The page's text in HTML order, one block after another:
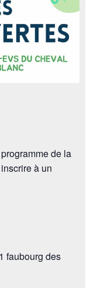
de la
à un
faubourg des